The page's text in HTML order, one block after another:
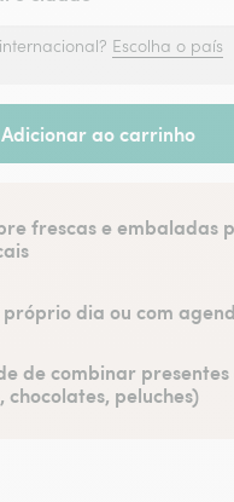
Escolha o país
Adicionar ao carrinho
frescas e embaladas
dia ou com
de combinar
chocolates, peluches)